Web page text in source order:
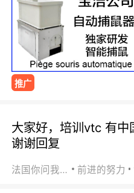
推广
大家好，培训vtc 有中
谢谢回复
法国你问我答 前进的努力